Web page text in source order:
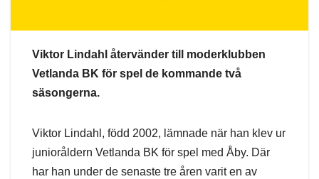
Viktor Lindahl återvänder till moderklubben
Vetlanda BK för spel de kommande två
säsongerna.
Viktor Lindahl, född 2002, lämnade när han klev ur
junioråldern Vetlanda BK för spel med Åby. Där
har han under de senaste tre åren varit en av